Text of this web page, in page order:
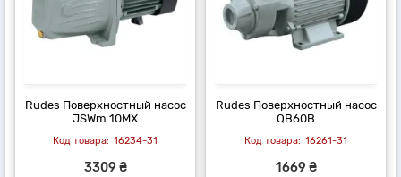
Rudes Поверхностный насос
JSWm 10MX
16234-31
3309 ₴
Rudes Поверхностный насос
QB60B
16261-31
1669 ₴